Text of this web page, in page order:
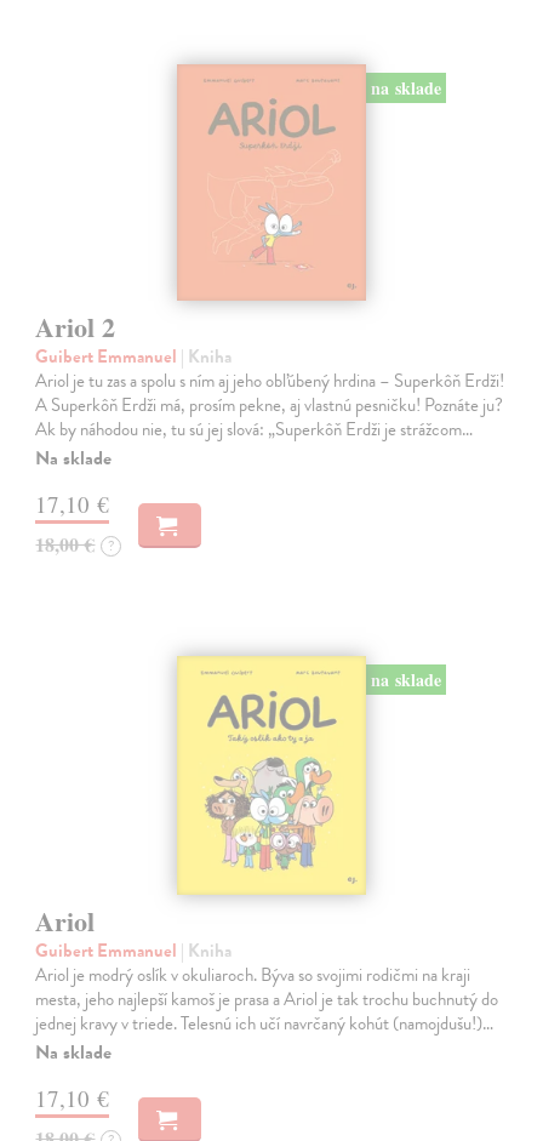
na sklade
Ariol 2
Guibert Emmanuel | Kniha
Ariol je tu zas a spolu s ním aj jeho obľúbený hrdina – Superkôň Erdži!
A Superkôň Erdži má, prosím pekne, aj vlastnú pesničku! Poznáte ju?
Ak by náhodou nie, tu sú jej slová: „Superkôň Erdži je strážcom…
Na sklade
17,10 €
18,00 € ?
na sklade
Ariol
Guibert Emmanuel | Kniha
Ariol je modrý oslík v okuliaroch. Býva so svojimi rodičmi na kraji
mesta, jeho najlepší kamoš je prasa a Ariol je tak trochu buchnutý do
jednej kravy v triede. Telesnú ich učí navrčaný kohút (namojdušu!)…
Na sklade
17,10 €